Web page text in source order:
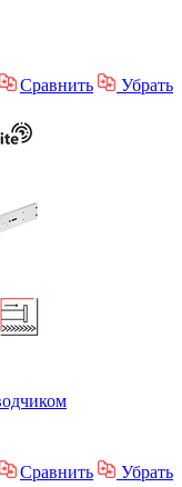
Сравнить Убрать
Сравнить
Убрать